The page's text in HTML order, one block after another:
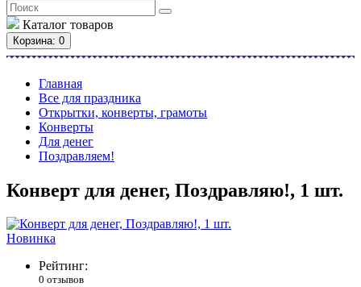
Каталог товаров
Корзина: 0
Главная
Все для праздника
Открытки, конверты, грамоты
Конверты
Для денег
Поздравляем!
Конверт для денег, Поздравляю!, 1 шт.
Новинка
Рейтинг:
0 отзывов